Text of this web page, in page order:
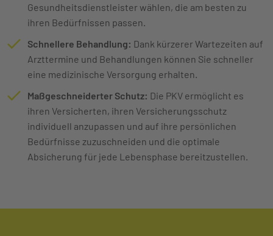
Gesundheitsdienstleister wählen, die am besten zu
ihren Bedürfnissen passen.
Schnellere Behandlung: Dank kürzerer Wartezeiten auf
Arzttermine und Behandlungen können Sie schneller
eine medizinische Versorgung erhalten.
Maßgeschneiderter Schutz: Die PKV ermöglicht es
ihren Versicherten, ihren Versicherungsschutz
individuell anzupassen und auf ihre persönlichen
Bedürfnisse zuzuschneiden und die optimale
Absicherung für jede Lebensphase bereitzustellen.